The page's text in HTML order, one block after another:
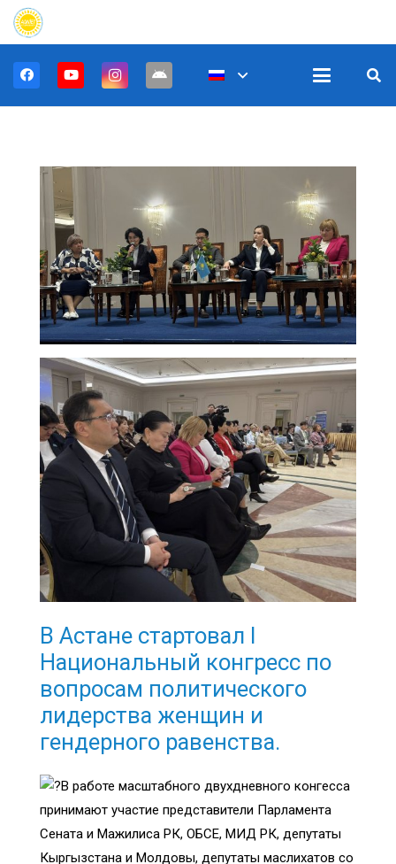
В Астане стартовал I
Национальный конгресс по
вопросам политического
лидерства женщин и
гендерного равенства.
В работе масштабного двухдневного конгесса
принимают участие представители Парламента
Сената и Мажилиса РК, ОБСЕ, МИД РК, депутаты
Кыргызстана и Молдовы, депутаты маслихатов со